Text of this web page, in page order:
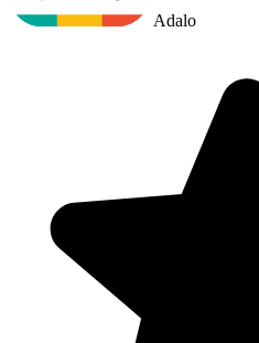
Adalo